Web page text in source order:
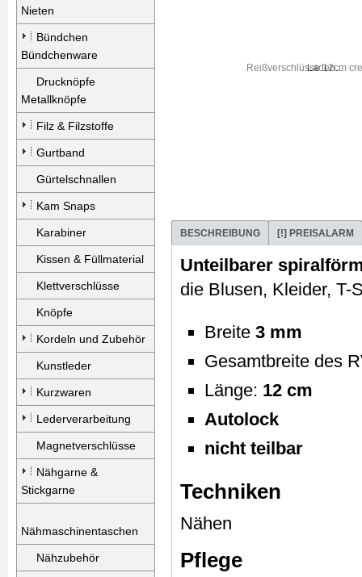
Nieten
Bündchen
Bündchenware
Drucknöpfe
Metallknöpfe
Filz & Filzstoffe
Gurtband
Gürtelschnallen
Kam Snaps
Karabiner
Kissen & Füllmaterial
Klettverschlüsse
Knöpfe
Kordeln und Zubehör
Kunstleder
Kurzwaren
Lederverarbeitung
Magnetverschlüsse
Nähgarne &
Stickgarne
Nähmaschinentaschen
Nähzubehör
Laden...
BESCHREIBUNG [!] PREISALARM
Unteilbarer
die Blusen, Kleider, T-
Breite 3 mm
Gesamtbreite des
Länge: 12 cm
Autolock
nicht teilbar
Techniken
Nähen
Pflege